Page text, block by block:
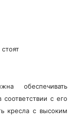
обеспечивать
с его
кресла с высоким